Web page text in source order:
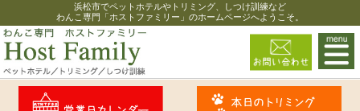
浜松市でペットホテルやトリミング、しつけ訓練など
わんこ専門「ホストファミリー」のホームページへようこそ。